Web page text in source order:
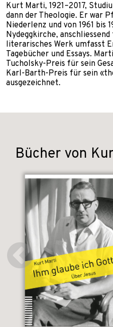
Kurt Marti, 1921–2017,
dann der Theologie. Er war
Niederlenz und von 1961 bis
Nydeggkirche,
literarisches Werk umfasst
Tagebücher und Essays.
Tucholsky-Preis für sein
Karl-Barth-Preis für sein
ausgezeichnet.
Bücher von